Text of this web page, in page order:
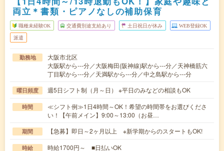
両立＊書類・ピアノなしの補助保育
職種未経験OK 交通費別途支給あり 土日祝日が休み WEB登録OK
派遣
勤務地
大阪市北区
大阪駅から---分／大阪梅田(阪神線)駅から---分／天神橋筋六
丁目駅から---分／天満駅から---分／中之島駅から---分
曜日頻度 週5日シフト制（月～日） ※平日のみなどの相談もOK
時間
≪シフト例≫1日4時間～OK！希望の時間帯をお選びくださ
い！【午前メイン】9:00～13:00（お昼…
期間 【急募】即日～2ヶ月以上 ※新学期からのスタートもOK!
時給 時給1700円～ ■日払いOK